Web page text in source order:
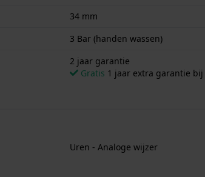
34 mm
3 Bar (handen wassen)
2 jaar garantie
Gratis 1 jaar extra garantie
Uren - Analoge wijzer